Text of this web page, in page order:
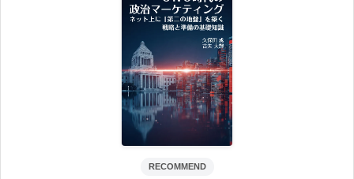
RECOMMEND